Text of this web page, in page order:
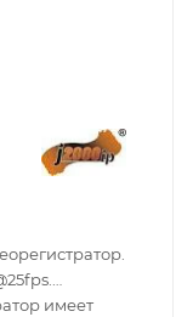
имеет